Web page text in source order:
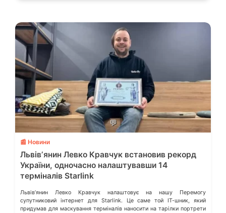
💬
📰 Новини
Львівʼянин Левко Кравчук встановив рекорд
України, одночасно налаштувавши 14
терміналів Starlink
Львівʼянин Левко Кравчук налаштовує на нашу Перемогу
супутниковий інтернет для Starlink. Це саме той ІТ-шник, який
придумав для маскування терміналів наносити на тарілки портрети